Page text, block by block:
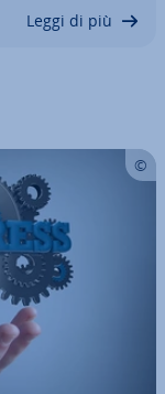
Leggi di più